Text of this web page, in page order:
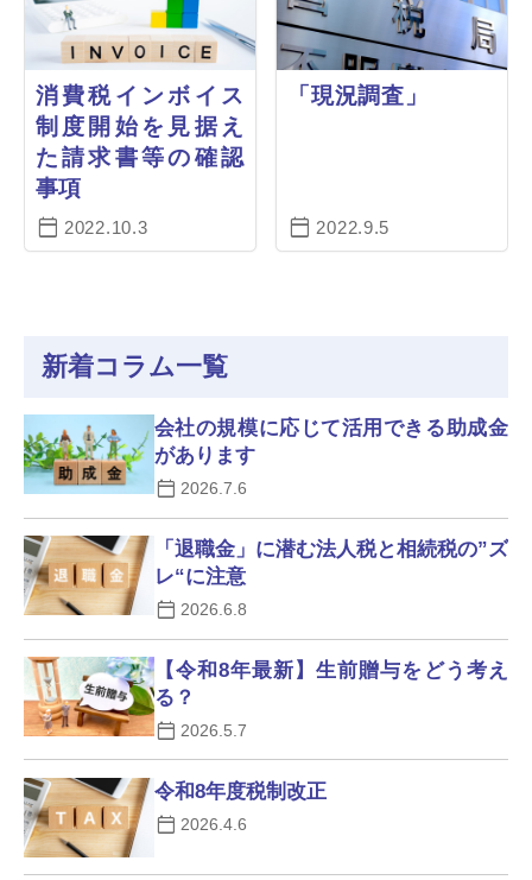
消費税インボイス
制度開始を見据え
た請求書等の確認
事項
2022.10.3
「現況調査」
2022.9.5
新着コラム一覧
会社の規模に応じて活用できる助成金
があります
2026.7.6
「退職金」に潜む法人税と相続税の”ズ
レ“に注意
2026.6.8
【令和8年最新】生前贈与をどう考え
る？
2026.5.7
令和8年度税制改正
2026.4.6